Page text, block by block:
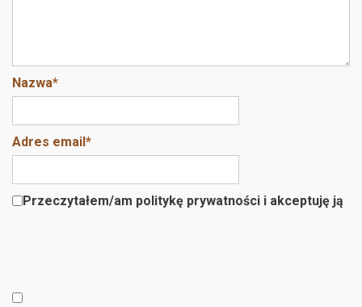
Nazwa*
Adres email*
Przeczytałem/am politykę prywatności i akceptuję ją